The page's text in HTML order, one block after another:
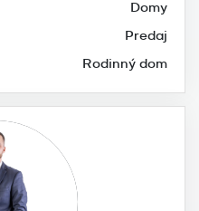
Domy
Predaj
Rodinný dom